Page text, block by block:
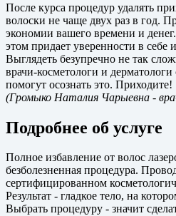
После курса процедур удалять
волоски не чаще двух раз в год.
экономии вашего времени и
этом придает уверенности в себе
Выглядеть безупречно не так
врачи-косметологи и
помогут осознать это. Приходите!
(Громыко Наталия Чарыевна -
Подробнее об услуге
Полное избавление от волос
безболезненная процедура.
сертифицированном
Результат - гладкое тело, на
Выбрать процедуру - значит